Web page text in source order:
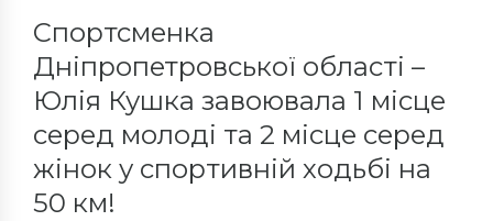
Спортсменка
Дніпропетровської області –
Юлія Кушка завоювала 1 місце
серед молоді та 2 місце серед
жінок у спортивній ходьбі на
50 км!